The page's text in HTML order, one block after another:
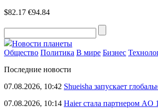
$82.17 €94.84
Новости планеты
Общество Политика В мире Бизнес
Последние новости
07.08.2026, 10:42 Shueisha запускает
07.08.2026, 10:14 Haier стала партнером AO